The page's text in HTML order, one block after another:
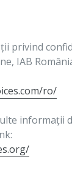
privind
IAB
ro/
informații